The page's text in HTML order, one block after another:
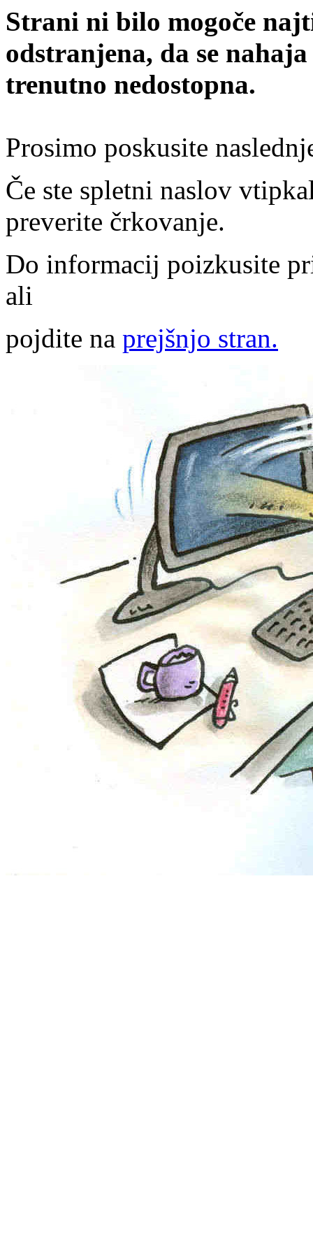
Strani ni bilo mogoče
odstranjena, da se
trenutno nedostopna.
Prosimo poskusite
Če ste spletni naslov
preverite črkovanje.
Do informacij poizkusite
ali
pojdite na prejšnjo stran.